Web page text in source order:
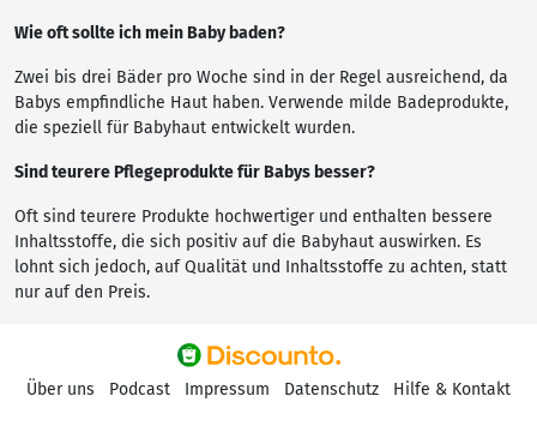
Wie oft sollte ich mein Baby baden?
Zwei bis drei Bäder pro Woche sind in der Regel ausreichend, da
Babys empfindliche Haut haben. Verwende milde Badeprodukte,
die speziell für Babyhaut entwickelt wurden.
Sind teurere Pflegeprodukte für Babys besser?
Oft sind teurere Produkte hochwertiger und enthalten bessere
Inhaltsstoffe, die sich positiv auf die Babyhaut auswirken. Es
lohnt sich jedoch, auf Qualität und Inhaltsstoffe zu achten, statt
nur auf den Preis.
Über uns Podcast Impressum Datenschutz Hilfe & Kontakt